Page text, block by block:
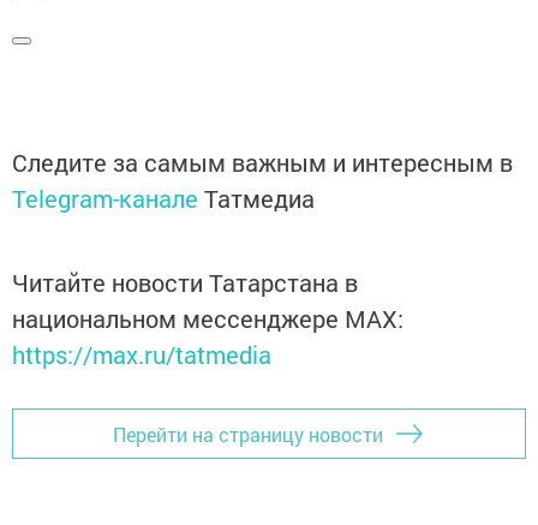
Следите за самым важным и интересным в
Telegram-канале Татмедиа
Читайте новости Татарстана в
национальном мессенджере MАХ:
https://max.ru/tatmedia
Перейти на страницу новости